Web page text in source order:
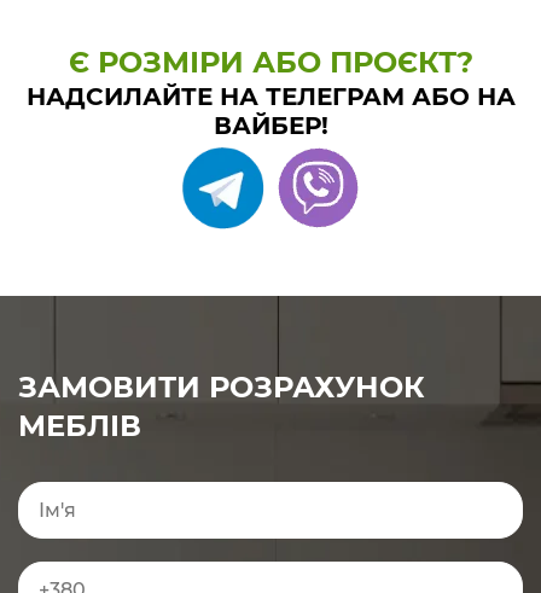
Є РОЗМІРИ АБО ПРОЄКТ?
НАДСИЛАЙТЕ НА ТЕЛЕГРАМ АБО НА
ВАЙБЕР!
ЗАМОВИТИ РОЗРАХУНОК
МЕБЛІВ